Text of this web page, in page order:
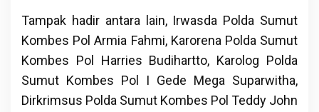
Tampak hadir antara lain, Irwasda Polda Sumut
Kombes Pol Armia Fahmi, Karorena Polda Sumut
Kombes Pol Harries Budihartto, Karolog Polda
Sumut Kombes Pol I Gede Mega Suparwitha,
Dirkrimsus Polda Sumut Kombes Pol Teddy John